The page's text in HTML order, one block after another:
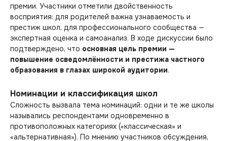
премии. Участники отметили двойственность
восприятия: для родителей важна узнаваемость и
престиж школ, для профессионального сообщества —
экспертная оценка и самоанализ. В ходе дискуссии было
подтверждено, что основная цель премии —
повышение осведомлённости и престижа частного
образования в глазах широкой аудитории.
Номинации и классификация школ
Сложность вызвала тема номинаций: одни и те же школы
назывались респондентами одновременно в
противоположных категориях («классическая» и
«альтернативная»). По мнению участников обсуждения,